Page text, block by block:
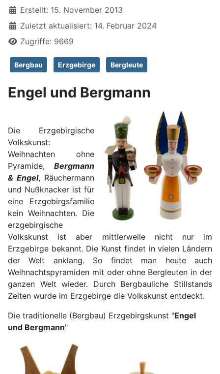
Erstellt: 15. November 2013
Zuletzt aktualisiert: 14. Februar 2024
Zugriffe: 9669
Bergbau Erzgebirge Bergleute
Engel und Bergmann
Die Erzgebirgische
Volkskunst:
Weihnachten ohne
Pyramide, Bergmann
& Engel, Räuchermann
und Nußknacker ist für
eine Erzgebirgsfamilie
kein Weihnachten. Die
erzgebirgische
Volkskunst ist aber mittlerweile nicht nur im
Erzgebirge bekannt. Die Kunst findet in vielen Ländern
der Welt anklang. So findet man heute auch
Weihnachtspyramiden mit oder ohne Bergleuten in der
ganzen Welt wieder. Durch Bergbauliche Stillstands
Zeiten wurde im Erzgebirge die Volkskunst entdeckt.
Die traditionelle (Bergbau) Erzgebirgskunst "Engel
und Bergmann"